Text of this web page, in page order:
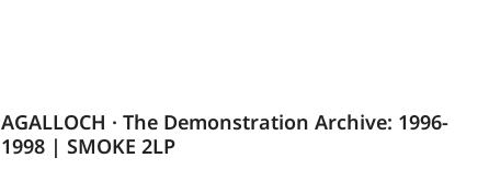
AGALLOCH · The Demonstration Archive: 1996-
1998 | SMOKE 2LP